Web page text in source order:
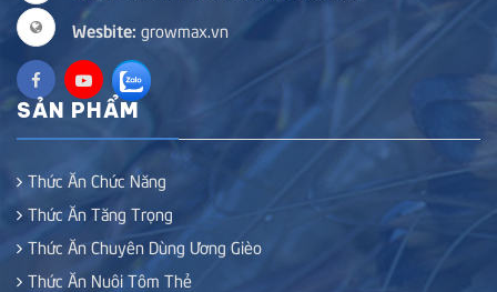
Wesbite: growmax.vn
SẢN PHẨM
Thức Ăn Chức Năng
Thức Ăn Tăng Trọng
Thức Ăn Chuyên Dùng Ương Gièo
Thức Ăn Nuôi Tôm Thẻ